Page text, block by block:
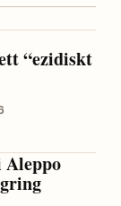
“ezidiskt
Aleppo